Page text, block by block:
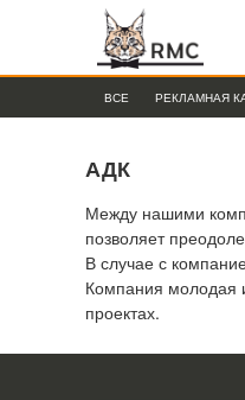
ВСЕ РЕКЛАМНАЯ
АДК
Между нашими
позволяет
В случае с
Компания молодая
проектах.